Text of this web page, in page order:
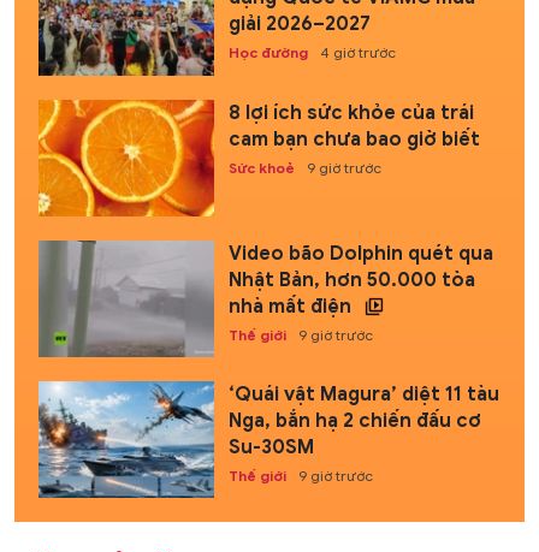
giải 2026–2027
Học đường 4 giờ trước
8 lợi ích sức khỏe của trái
cam bạn chưa bao giờ biết
Sức khoẻ 9 giờ trước
Video bão Dolphin quét qua
Nhật Bản, hơn 50.000 tòa
nhà mất điện
Thế giới 9 giờ trước
‘Quái vật Magura’ diệt 11 tàu
Nga, bắn hạ 2 chiến đấu cơ
Su-30SM
Thế giới 9 giờ trước